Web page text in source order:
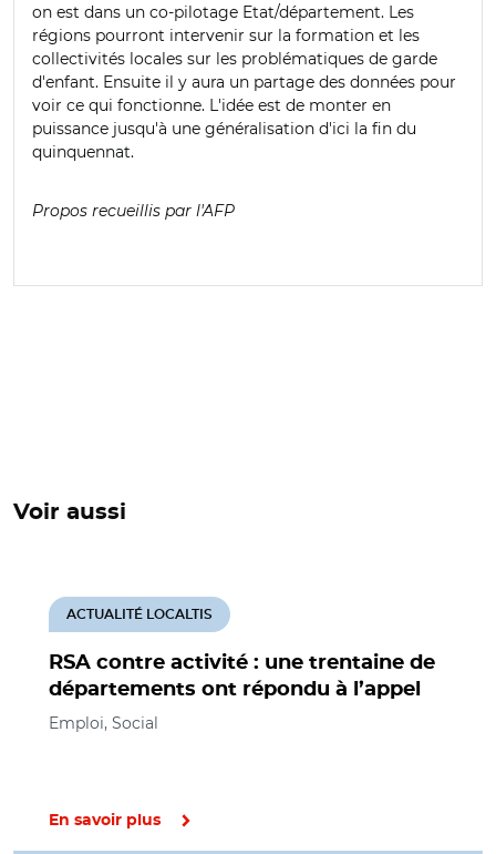
on est dans un co-pilotage Etat/département. Les
régions pourront intervenir sur la formation et les
collectivités locales sur les problématiques de garde
d'enfant. Ensuite il y aura un partage des données pour
voir ce qui fonctionne. L'idée est de monter en
puissance jusqu'à une généralisation d'ici la fin du
quinquennat.
Propos recueillis par l'AFP
Voir aussi
RSA contre activité : une trentaine de
départements ont répondu à l’appel
ACTUALITÉ LOCALTIS
Emploi, Social
En savoir plus